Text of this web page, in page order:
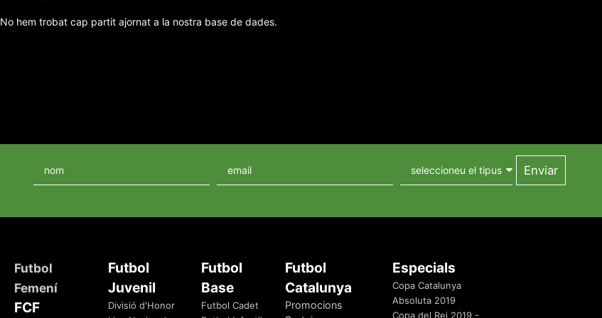
No hem trobat cap partit ajornat a la nostra base de dades.
Futbol
Femení
FCF
Futbol
Juvenil
Divisió d'Honor
Futbol
Base
Futbol Cadet
Futbol
Catalunya
Promocions
Especials
Copa Catalunya
Absoluta 2019
Copa del Rei 2019 -